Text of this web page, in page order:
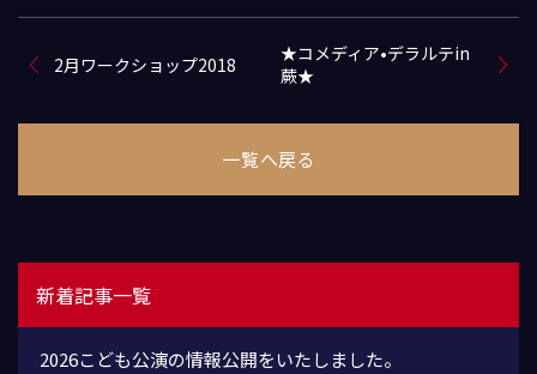
2月ワークショップ2018
★コメディア•デラルテin
蕨★
一覧へ戻る
新着記事一覧
2026こども公演の情報公開をいたしました。